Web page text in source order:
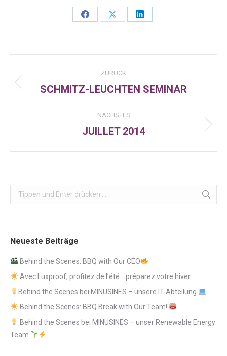
Share
Share
Share
Kommentarnavigation
ZURÜCK
Vorheriger
SCHMITZ-LEUCHTEN SEMINAR
NÄCHSTES
Nächster
JUILLET 2014
Search:
Neueste Beiträge
Behind the Scenes: BBQ with Our CEO
Avec Luxproof, profitez de l’été… préparez votre hiver.
Behind the Scenes bei MINUSINES – unsere IT-Abteilung
Behind the Scenes: BBQ Break with Our Team!
Behind the Scenes bei MINUSINES – unser Renewable Energy
Team